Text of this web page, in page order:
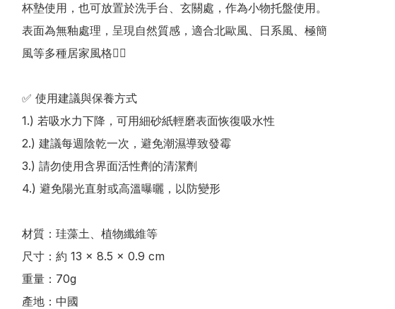
杯墊使用，也可放置於洗手台、玄關處，作為小物托盤使用。
表面為無釉處理，呈現自然質感，適合北歐風、日系風、極簡
風等多種居家風格👍🏻
✅ 使用建議與保養方式
1.) 若吸水力下降，可用細砂紙輕磨表面恢復吸水性
2.) 建議每週陰乾一次，避免潮濕導致發霉
3.) 請勿使用含界面活性劑的清潔劑
4.) 避免陽光直射或高溫曝曬，以防變形
材質：珪藻土、植物纖維等
尺寸：約 13 × 8.5 × 0.9 cm
重量：70g
產地：中國